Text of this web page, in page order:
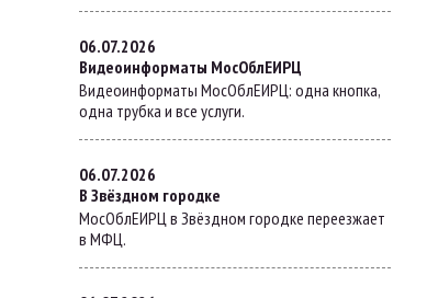
06.07.2026
Видеоинформаты МосОблЕИРЦ
Видеоинформаты МосОблЕИРЦ: одна кнопка,
одна трубка и все услуги.
06.07.2026
В Звёздном городке
МосОблЕИРЦ в Звёздном городке переезжает
в МФЦ.